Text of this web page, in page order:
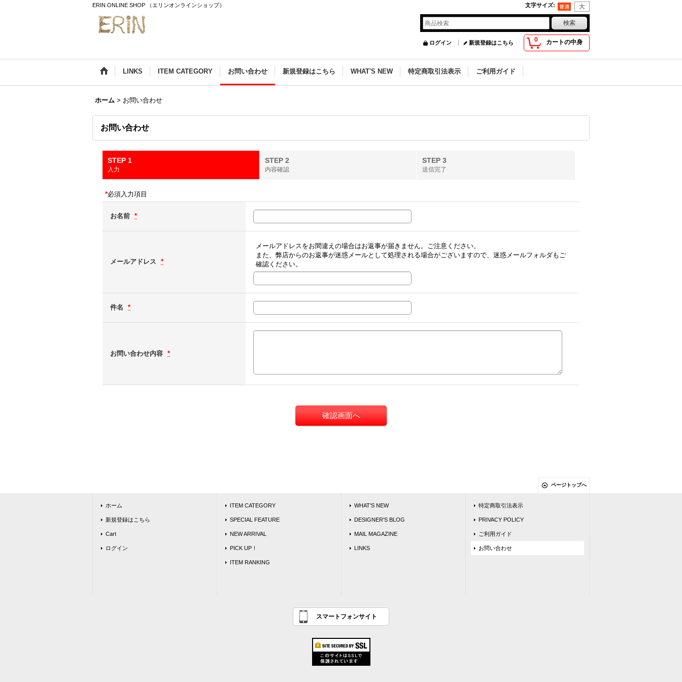
ERIN ONLINE SHOP （エリンオンラインショップ） 文字サイズ:
0 カートの中身
ログイン 新規登録はこちら
LINKS ITEM CATEGORY お問い合わせ 新規登録はこちら WHAT'S NEW 特定商取引法表示 ご利用ガイド
ホーム > お問い合わせ
お問い合わせ
STEP 1
入力
STEP 2
内容確認
STEP 3
送信完了
*必須入力項目
お名前 *
メールアドレス *
メールアドレスをお間違えの場合はお返事が届きません。ご注意ください。
また、弊店からのお返事が迷惑メールとして処理される場合がございますので、迷惑メールフォルダもご
確認ください。
件名 *
お問い合わせ内容 *
ページトップへ
ホーム
新規登録はこちら
Cart
ログイン
ITEM CATEGORY
SPECIAL FEATURE
NEW ARRIVAL
PICK UP！
ITEM RANKING
WHAT'S NEW
DESIGNER'S BLOG
MAIL MAGAZINE
LINKS
特定商取引法表示
PRIVACY POLICY
ご利用ガイド
お問い合わせ
スマートフォンサイト